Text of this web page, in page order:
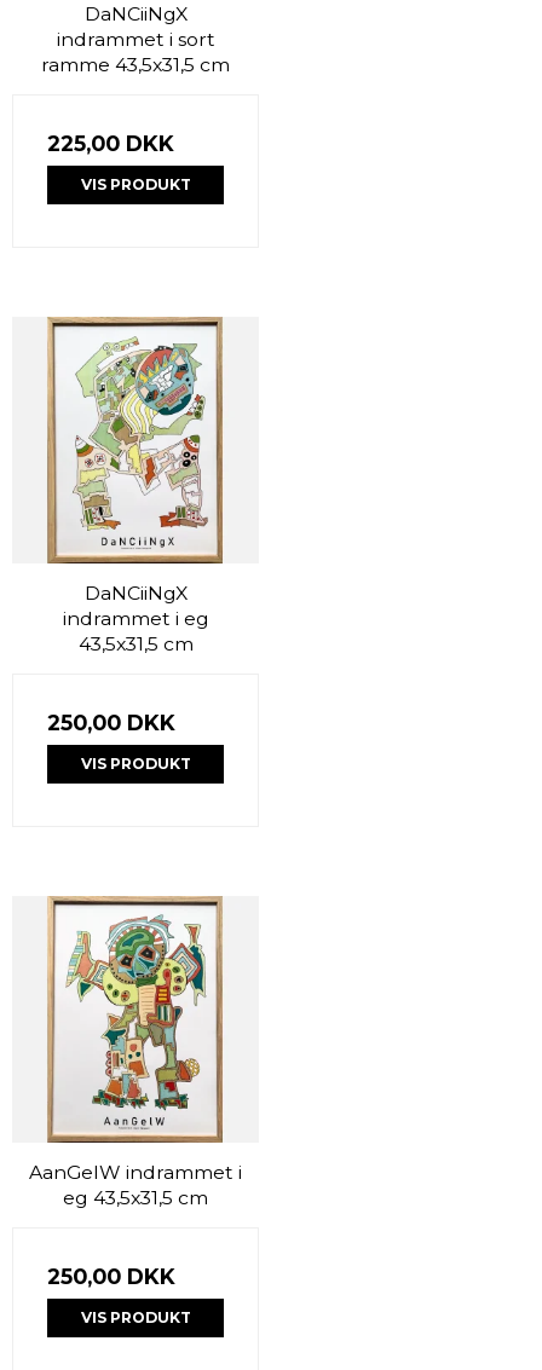
DaNCiiNgX
indrammet i sort
ramme 43,5x31,5 cm
225,00 DKK
VIS PRODUKT
DaNCiiNgX
indrammet i eg
43,5x31,5 cm
250,00 DKK
VIS PRODUKT
AanGelW indrammet i
eg 43,5x31,5 cm
250,00 DKK
VIS PRODUKT